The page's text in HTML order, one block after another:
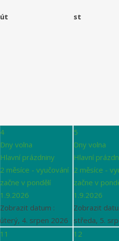
út st
4
Dny volna
Hlavní prázdniny
2 měsíce - vyučování
začne v pondělí
1.9.2026
Zobrazit datum :
úterý, 4. srpen 2026
5
Dny volna
Hlavní
2 měsíce -
začne v
1.9.2026
Zobrazit
středa, 5.
11
12